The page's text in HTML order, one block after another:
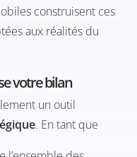
construisent ces
aux réalités du
votre bilan
un outil
. En tant que